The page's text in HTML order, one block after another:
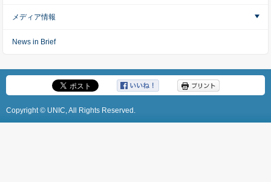
メディア情報
News in Brief
Copyright © UNIC, All Rights Reserved.